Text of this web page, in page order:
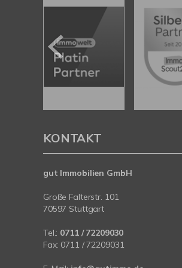
KONTAKT
gut Immobilien GmbH
Große Falterstr. 101
70597 Stuttgart
Tel.: 0711 / 72209030
Fax: 0711 / 72209031